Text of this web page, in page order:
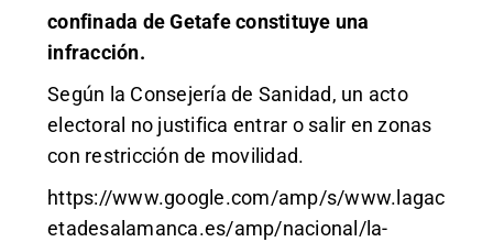
confinada de Getafe constituye una
infracción.
Según la Consejería de Sanidad, un acto
electoral no justifica entrar o salir en zonas
con restricción de movilidad.
https://www.google.com/amp/s/www.lagac
etadesalamanca.es/amp/nacional/la-